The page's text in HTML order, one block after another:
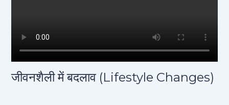
जीवनशैली में बदलाव (Lifestyle Changes)